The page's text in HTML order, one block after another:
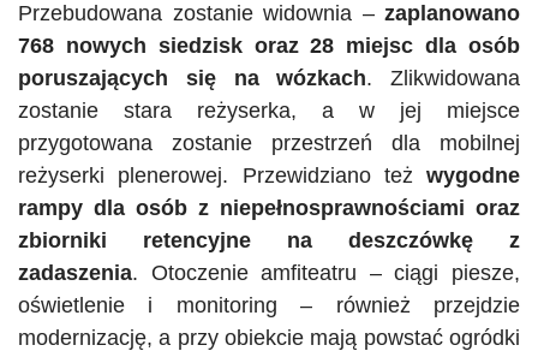
Przebudowana zostanie widownia – zaplanowano
768 nowych siedzisk oraz 28 miejsc dla osób
poruszających się na wózkach. Zlikwidowana
zostanie stara reżyserka, a w jej miejsce
przygotowana zostanie przestrzeń dla mobilnej
reżyserki plenerowej. Przewidziano też wygodne
rampy dla osób z niepełnosprawnościami oraz
zbiorniki retencyjne na deszczówkę z
zadaszenia. Otoczenie amfiteatru – ciągi piesze,
oświetlenie i monitoring – również przejdzie
modernizację, a przy obiekcie mają powstać ogródki